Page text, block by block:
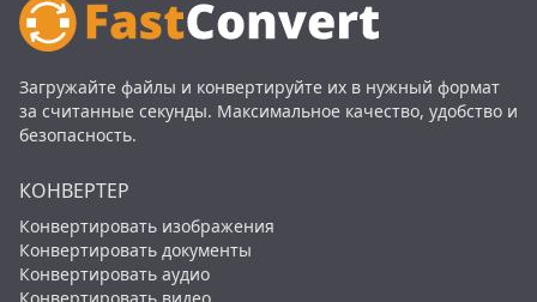
Загружайте файлы и конвертируйте их в нужный формат
за считанные секунды. Максимальное качество, удобство и
безопасность.
КОНВЕРТЕР
Конвертировать изображения
Конвертировать документы
Конвертировать аудио